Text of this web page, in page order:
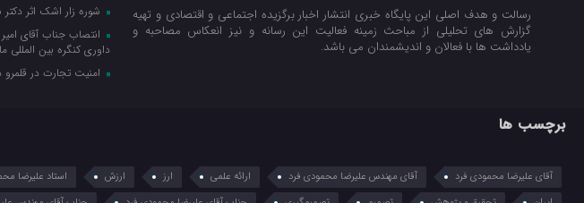
رسالت و هدف اصلی این پایگاه خبری انتشار اخبار برگزیده اجتماعی و اقتصادی و تهیه
گزارش های تحلیلی از مباحث زمینه فعالیت این رسانه و نیز انعکاس مصاحبه و
یادداشت ها با فعالان و اندیشمندان می باشد.
شوره زار اشک اثر
انتصاب جناب آقای
داوری کنگره بین المللی
امنیت تجارت در
برچسب ها
آقای علیرضا محمودی فرد آقای مهندس علیرضا محمودی فرد ارائه علمی ارز ارزش استاد علیرضا